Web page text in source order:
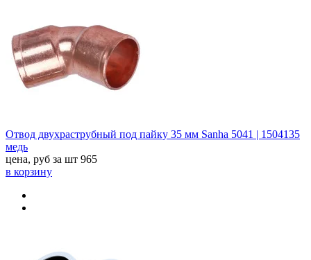
Отвод двухраструбный под пайку 35 мм Sanha 5041 | 1504135
медь
цена, руб за шт 965
в корзину